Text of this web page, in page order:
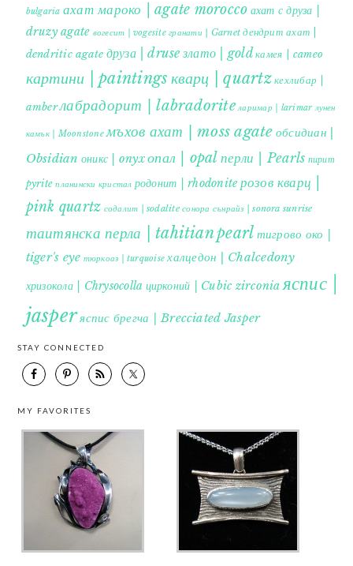
bulgaria ахат мароко | agate morocco ахат с друза |
druzy agate вогесит | vogesite гранати | Garnet дендрит ахат |
dendritic agate друза | druse злато | gold камея | cameo
картини | paintings кварц | quartzкехлибар |
amberлабрадорит | labradorite ларимар | larimar лунен
камък | Moonstone мъхов ахат | moss agate обсидиан |
Obsidian оникс | onyxопал | opal перли | Pearls пирит |
pyrite планински кристал родонит | rhodonite розов кварц |
pink quartz содалит | sodalite сонора сънрайз | sonora sunrise
таитянска перла | tahitian pearl тигрово око |
tiger's eye тюркоаз | turquoise халцедон | Chalcedony
хризокола | Chrysocolla цирконий | Cubic zirconia яспис |
jasperяспис брегча | Brecciated Jasper
STAY CONNECTED
MY FAVORITES